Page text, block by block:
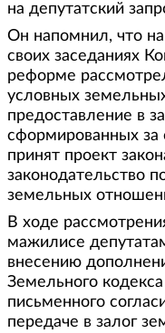
на депутатский
Он напомнил, что на
своих заседаниях
реформе
условных
предоставление в
сформированных за
принят проект
законодательство
земельных
В ходе
мажилисе
внесению
Земельного
письменного
передаче в залог